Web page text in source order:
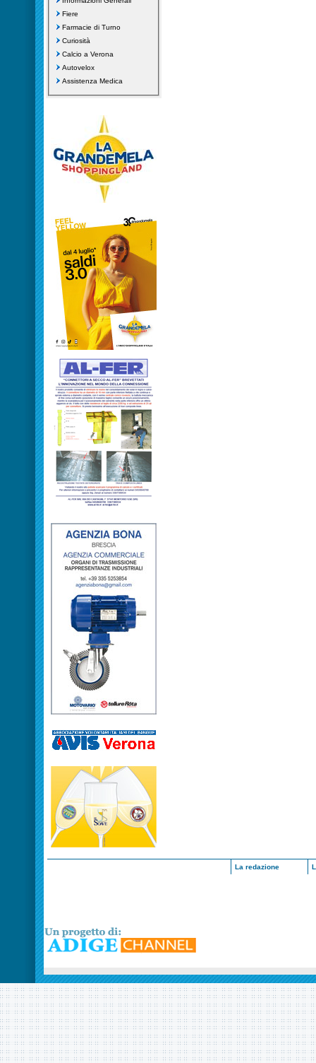
Fiere
Farmacie di Turno
Curiosità
Calcio a Verona
Autovelox
Assistenza Medica
La redazione